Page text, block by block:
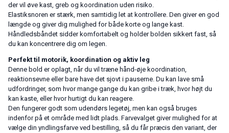
der vil øve kast, greb og koordination uden risiko.
Elastiksnoren er stærk, men samtidig let at kontrollere. Den giver en god
længde og giver dig mulighed for både korte og lange kast.
Håndledsbåndet sidder komfortabelt og holder bolden sikkert fast, så
du kan koncentrere dig om legen.
Perfekt til motorik, koordination og aktiv leg
Denne bold er oplagt, når du vil træne hånd-øje koordination,
reaktionsevne eller bare have det sjovt i pauserne. Du kan lave små
udfordringer, som hvor mange gange du kan gribe i træk, hvor højt du
kan kaste, eller hvor hurtigt du kan reagere.
Den fungerer godt som udendørs legetøj, men kan også bruges
indenfor på et område med lidt plads. Farvevalget giver mulighed for at
vælge din yndlingsfarve ved bestilling, så du får præcis den variant, der